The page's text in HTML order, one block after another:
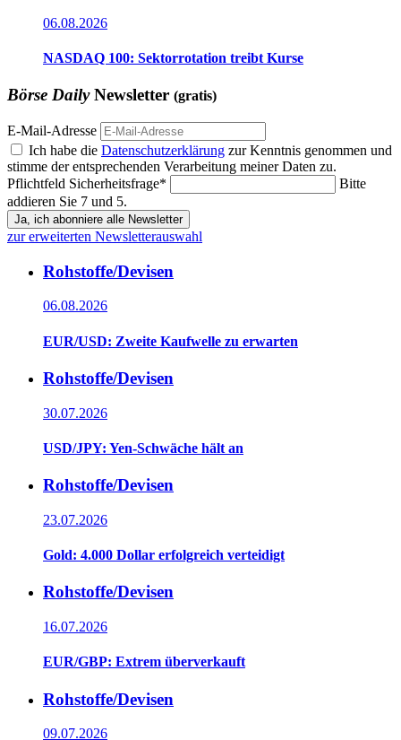
06.08.2026
NASDAQ 100: Sektorrotation treibt Kurse
Börse DailyNewsletter (gratis)
E-Mail-Adresse
Ich habe die Datenschutzerklärung zur Kenntnis genommen und
stimme der entsprechenden Verarbeitung meiner Daten zu.
Pflichtfeld Sicherheitsfrage*
Bitte
addieren Sie 7 und 5.
Ja, ich abonniere alle Newsletter
zur erweiterten Newsletterauswahl
Rohstoffe/Devisen
06.08.2026
EUR/USD: Zweite Kaufwelle zu erwarten
Rohstoffe/Devisen
30.07.2026
USD/JPY: Yen-Schwäche hält an
Rohstoffe/Devisen
23.07.2026
Gold: 4.000 Dollar erfolgreich verteidigt
Rohstoffe/Devisen
16.07.2026
EUR/GBP: Extrem überverkauft
Rohstoffe/Devisen
09.07.2026